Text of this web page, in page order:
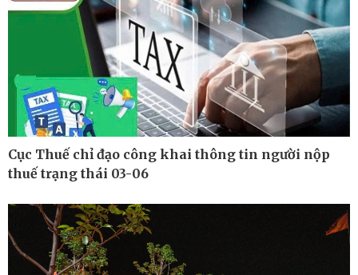
Tổ chức nhân sự
Nhận diện sự thật
Giáo dục
Dự báo thời tiết
Dấu ấn VOV
Việc làm
Biển đảo
Cục Thuế chỉ đạo công khai thông tin người nộp
thuế trạng thái 03-06